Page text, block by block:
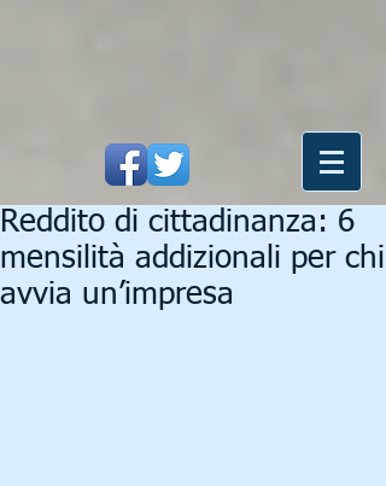
Reddito di cittadinanza: 6
mensilità addizionali per chi
avvia un’impresa